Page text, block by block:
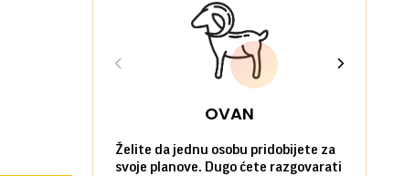
OVAN
Želite da jednu osobu pridobijete za
svoje planove. Dugo ćete razgovarati